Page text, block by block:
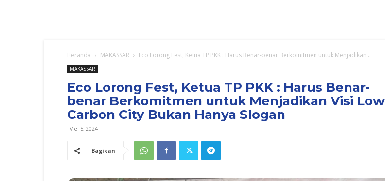
Beranda MAKASSAR Eco Lorong Fest, Ketua TP PKK : Harus Benar-benar Berkomitmen untuk Menjadikan...
MAKASSAR
Eco Lorong Fest, Ketua TP PKK : Harus Benar-
benar Berkomitmen untuk Menjadikan Visi Low
Carbon City Bukan Hanya Slogan
Mei 5, 2024
Bagikan